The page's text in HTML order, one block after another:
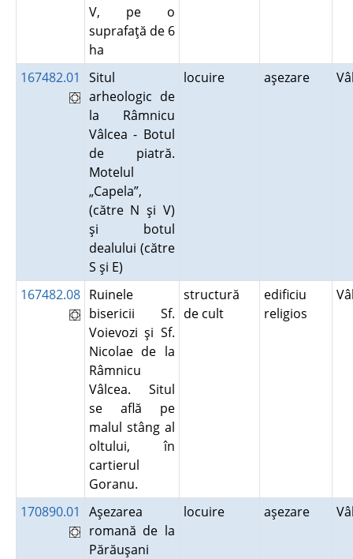
V, pe o
suprafaţă de 6
ha
167482.01
Situl
arheologic de
la Râmnicu
Vâlcea - Botul
de piatră.
Motelul
„Capela”,
(către N şi V)
şi botul
dealului (către
S şi E)
locuire aşezare
167482.08 Ruinele
bisericii Sf.
Voievozi şi Sf.
Nicolae de la
Râmnicu
Vâlcea. Situl
se află pe
malul stâng al
oltului, în
cartierul
Goranu.
structură
de cult
edificiu
religios
170890.01
Aşezarea
romană de la
Părăuşani
locuire aşezare